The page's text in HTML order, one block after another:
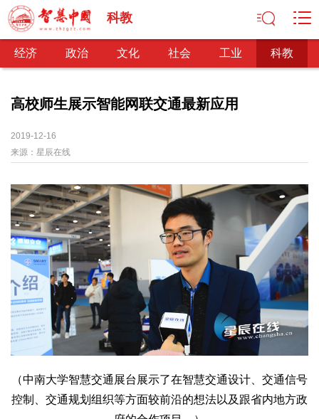
科教
经济 政治 文化 社会 工业 科教
经济
经济观察 产业纵横
政治
深化改革 依法治国 民主政治
观察思考
网文推荐
文化
中华文化 核心价值 文化产业 文化事业
艺术百家
文化观察
智海钩沉
社会治理 社会保障 民生建设
工业
高校师生展示智能网联交通最新应用
2019-12-16
来源： 星辰在线
（中南大学智慧交通展台展示了在智慧交通设计、交通信号
控制、交通规划组织等方面较前沿的想法以及跟省内地方政